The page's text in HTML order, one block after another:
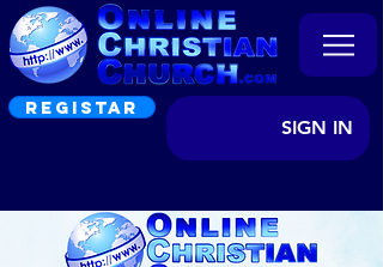
REGISTAR
SIGN IN